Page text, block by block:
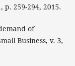
p. 259-294, 2015.
of
Business, v. 3,